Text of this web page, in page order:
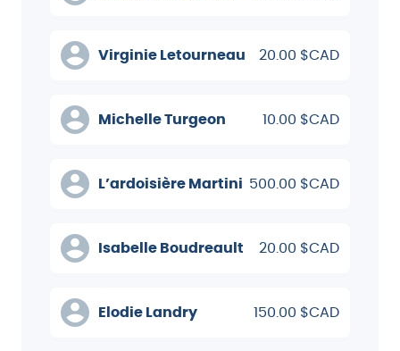
Virginie Letourneau 20.00 $CAD
Michelle Turgeon 10.00 $CAD
L’ardoisière Martini 500.00 $CAD
Isabelle Boudreault 20.00 $CAD
Elodie Landry 150.00 $CAD